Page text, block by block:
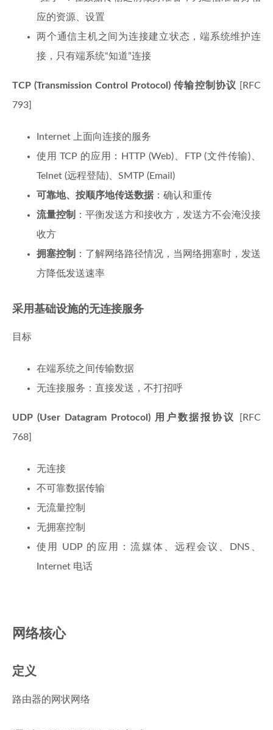
应的资源、设置
两个通信主机之间为连接建立状态，端系统维护连
接，只有端系统“知道”连接
TCP (Transmission Control Protocol) 传输控制协议
[RFC
793]
Internet 上面向连接的服务
使用 TCP 的应用：HTTP (Web)、FTP (文件传输)、
Telnet (远程登陆)、SMTP (Email)
可靠地、按顺序地传送数据 ：确认和重传
流量控制
：平衡发送方和接收方，发送方不会淹没接
收方
拥塞控制
：了解网络路径情况，当网络拥塞时，发送
方降低发送速率
采用基础设施的无连接服务
目标
在端系统之间传输数据
无连接服务：直接发送，不打招呼
UDP (User Datagram Protocol) 用户数据报协议
[RFC
768]
无连接
不可靠数据传输
无流量控制
无拥塞控制
使用 UDP 的应用：流媒体、远程会议、DNS、
Internet 电话
网络核心
定义
路由器的网状网络